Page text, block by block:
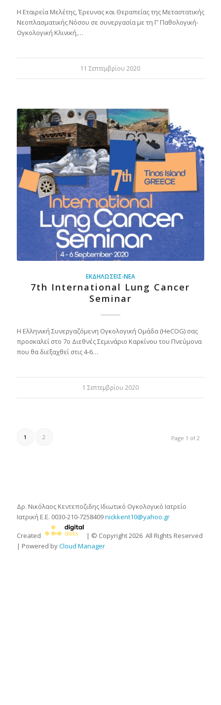
Η Εταιρεία Μελέτης, Έρευνας και Θεραπείας της Μεταστατικής
Νεοπλασματικής Νόσου σε συνεργασία με τη Γ’ Παθολογική-
Ογκολογική Κλινική,…
11 Σεπτεμβρίου 2020
ΕΚΔΗΛΏΣΕΙΣ-ΝΈΑ
7th International Lung Cancer
Seminar
Η Ελληνική Συνεργαζόμενη Ογκολογική Ομάδα (HeCOG) σας
προσκαλεί στο 7ο Διεθνές Σεμινάριο Καρκίνου του Πνεύμονα
που θα διεξαχθεί στις 4-6…
1 Σεπτεμβρίου 2020
Page 1 of 2
1 2
Δρ. Νικόλαος Κεντεποζιδης Ιδιωτικό Ογκολογικό Ιατρείο
Ιατρική Ε.Ε. 0030-210-7258409nickkent10@yahoo.gr
Created | © Copyright2026All Rights Reserved
| Powered byCloud Manager